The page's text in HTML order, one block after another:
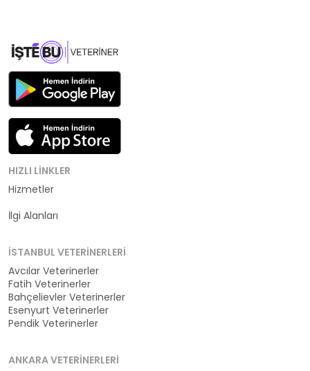
HIZLI LINKLER
Hizmetler
İlgi Alanları
İSTANBUL VETERINERLERI
Avcılar Veterinerler
Fatih Veterinerler
Bahçelievler Veterinerler
Esenyurt Veterinerler
Pendik Veterinerler
ANKARA VETERINERLERI